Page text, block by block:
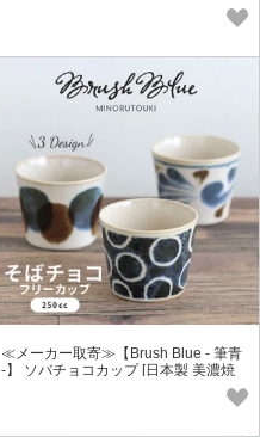
≪メーカー取寄≫【Brush Blue - 筆青
-】 ソバチョコカップ [日本製 美濃焼